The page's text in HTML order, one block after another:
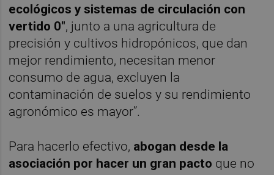
ecológicos y sistemas de circulación con
vertido 0", junto a una agricultura de
precisión y cultivos hidropónicos, que dan
mejor rendimiento, necesitan menor
consumo de agua, excluyen la
contaminación de suelos y su rendimiento
agronómico es mayor”.
Para hacerlo efectivo, abogan desde la
asociación por hacer un gran pacto que no